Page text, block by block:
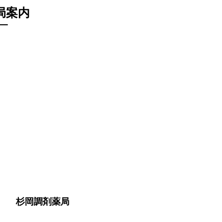
案内
杉岡調剤薬局